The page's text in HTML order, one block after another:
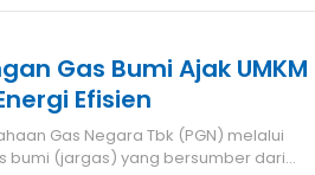
Gas Bumi Ajak UMKM
Efisien
bumi (jargas) yang bersumber dari